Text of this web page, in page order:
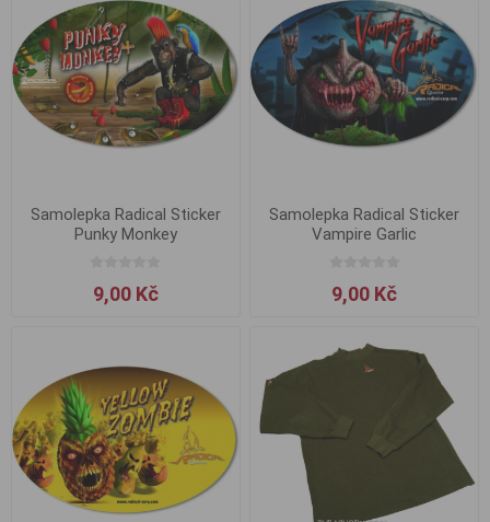
Samolepka Radical Sticker
Punky Monkey
9,00 Kč
Samolepka Radical Sticker
Vampire Garlic
9,00 Kč